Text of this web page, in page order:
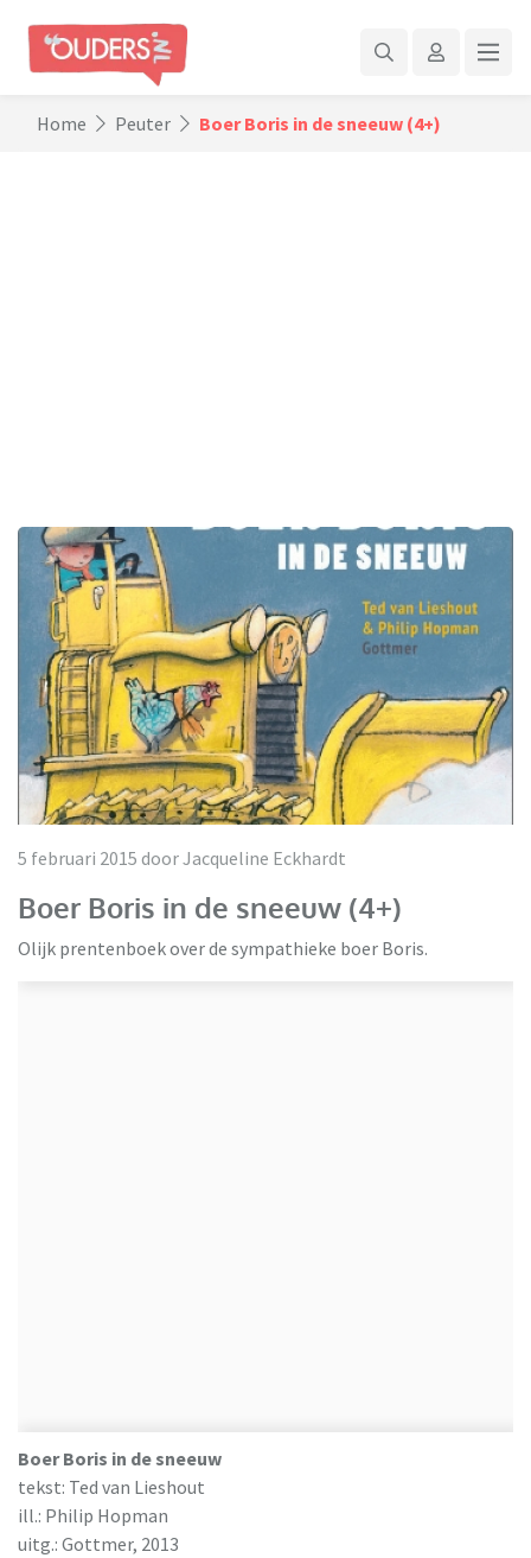
Home Peuter Boer Boris in de sneeuw (4+)
5 februari 2015 door Jacqueline Eckhardt
Boer Boris in de sneeuw (4+)
Olijk prentenboek over de sympathieke boer Boris.
Boer Boris in de sneeuw
tekst: Ted van Lieshout
ill.: Philip Hopman
uitg.: Gottmer, 2013